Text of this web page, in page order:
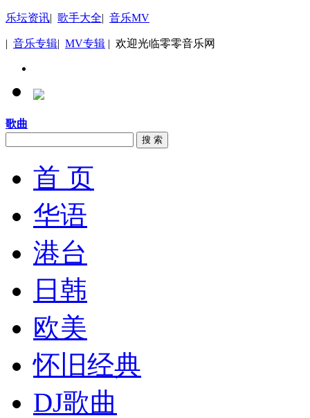
乐坛资讯| 歌手大全| 音乐MV
| 音乐专辑| MV专辑 | 欢迎光临零零音乐网
歌曲
搜 索
首 页
华语
港台
日韩
欧美
怀旧经典
DJ歌曲